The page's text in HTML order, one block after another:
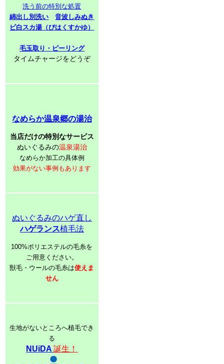
洗う前の特別な処置
綿出し別洗い
音波しみぬき
ビ白スカ湯（びはくすかゆ）
毛玉取り・ピーリング
タイムチャージをどうぞ
なめらか温泉郷の湯治
当店だけの特別なサービス
ぬいぐるみの温泉湯治
なめらか加工の具体例
効果がない事例もあります
ぬいぐるみのハゲ直し
ハゲランス植毛法
100%ポリエステルの毛糸を
ご用意ください。
獣毛・ウールの毛糸は使えま
せん
生地がないところへ植毛でき
る
NUiDA誕生！